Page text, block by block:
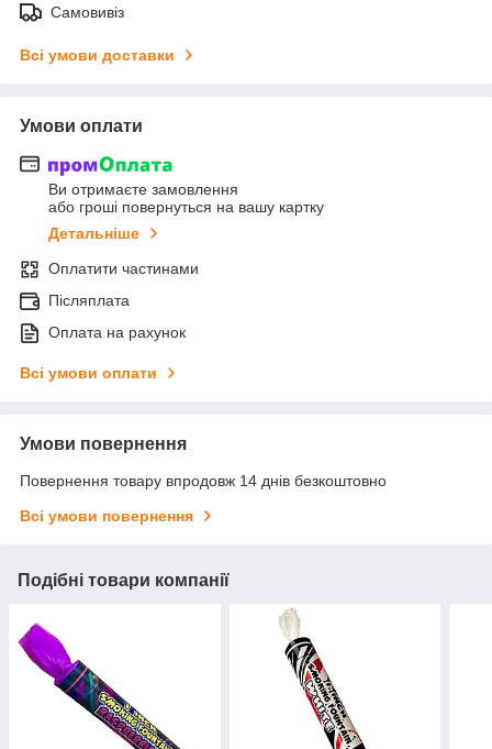
Самовивіз
Всі умови доставки
Умови оплати
Ви отримаєте замовлення
або гроші повернуться на вашу картку
Детальніше
Оплатити частинами
Післяплата
Оплата на рахунок
Всі умови оплати
Умови повернення
Повернення товару впродовж 14 днів безкоштовно
Всі умови повернення
Подібні товари компанії